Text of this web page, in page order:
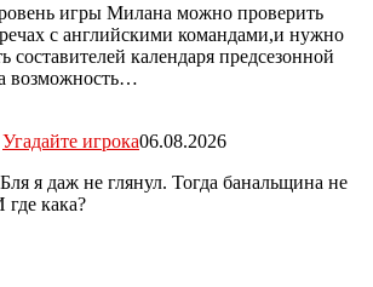
игры Милана можно проверить
с английскими командами,и нужно
составителей календаря предсезонной
возможность…
Угадайте игрока06.08.2026
я даж не глянул. Тогда банальщина не
где кака?